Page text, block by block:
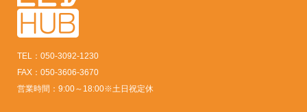
TEL：050-3092-1230
FAX：050-3606-3670
営業時間：9:00～18:00※土日祝定休